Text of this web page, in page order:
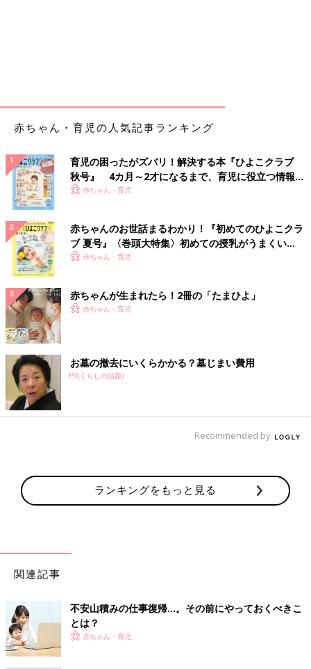
赤ちゃん・育児の人気記事ランキング
育児の困ったがズバリ！解決する本『ひよこクラブ
秋号』 4カ月～2才になるまで、育児に役立つ情報が
いっぱい！
赤ちゃん・育児
赤ちゃんのお世話まるわかり！『初めてのひよこクラ
ブ 夏号』〈巻頭大特集〉初めての授乳がうまくい
く！ おっぱい・ミルクの基本と夏のトラブル 解決テ
赤ちゃん・育児
赤ちゃんが生まれたら！2冊の「たまひよ」
赤ちゃん・育児
お墓の撤去にいくらかかる？墓じまい費用
PR(くらしの話題)
Recommended by
ランキングをもっと見る
関連記事
不安山積みの仕事復帰…。その前にやっておくべきこ
とは？
赤ちゃん・育児